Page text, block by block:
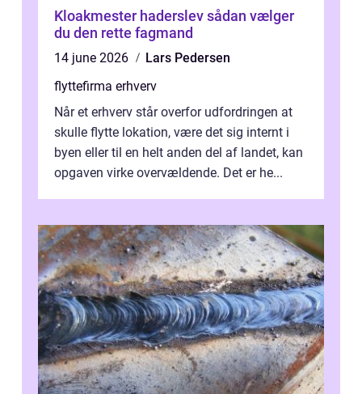
Kloakmester haderslev sådan vælger
du den rette fagmand
14 june 2026
Lars Pedersen
flyttefirma erhverv
Når et erhverv står overfor udfordringen at
skulle flytte lokation, være det sig internt i
byen eller til en helt anden del af landet, kan
opgaven virke overvældende. Det er he...